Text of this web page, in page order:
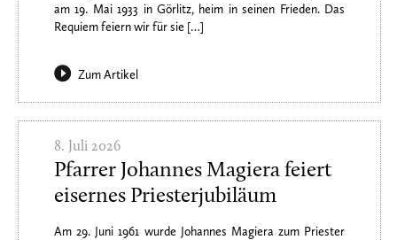
am 19. Mai 1933 in Görlitz, heim in seinen Frieden. Das
Requiem feiern wir für sie […]
Zum Artikel
8. Juli 2026
Pfarrer Johannes Magiera feiert
eisernes Priesterjubiläum
Am 29. Juni 1961 wurde Johannes Magiera zum Priester